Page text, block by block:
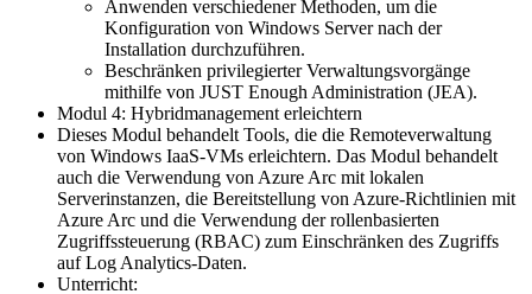
Anwenden verschiedener Methoden, um die
Konfiguration von Windows Server nach der
Installation durchzuführen.
Beschränken privilegierter Verwaltungsvorgänge
mithilfe von JUST Enough Administration (JEA).
Modul 4: Hybridmanagement erleichtern
Dieses Modul behandelt Tools, die die Remoteverwaltung
von Windows IaaS-VMs erleichtern. Das Modul behandelt
auch die Verwendung von Azure Arc mit lokalen
Serverinstanzen, die Bereitstellung von Azure-Richtlinien mit
Azure Arc und die Verwendung der rollenbasierten
Zugriffssteuerung (RBAC) zum Einschränken des Zugriffs
auf Log Analytics-Daten.
Unterricht: